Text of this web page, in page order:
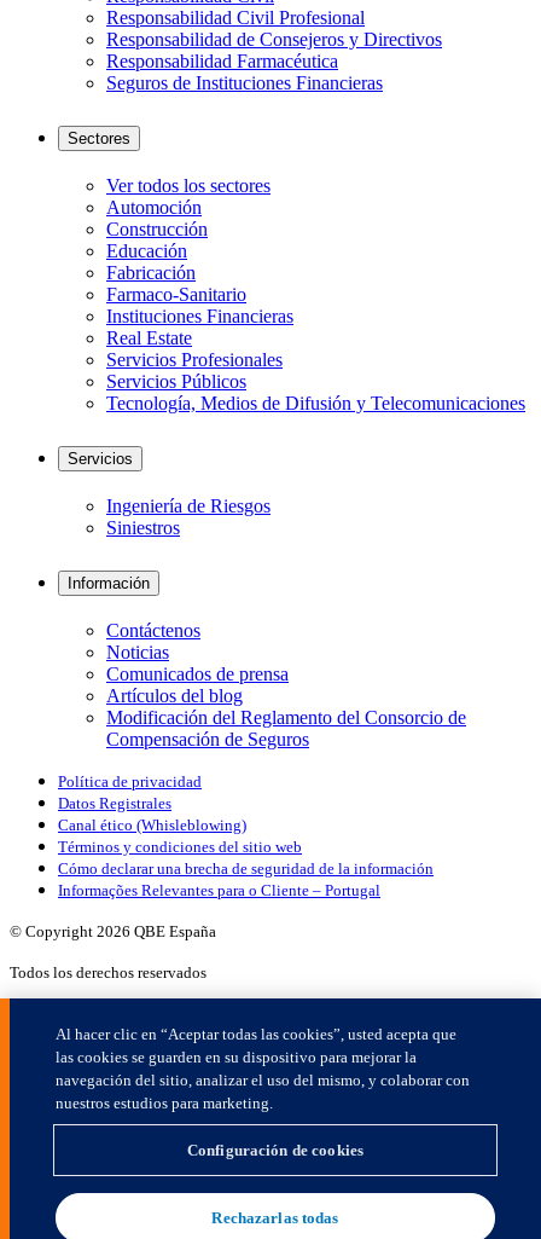
Al hacer clic en “Aceptar todas las cookies”, usted acepta que
las cookies se guarden en su dispositivo para mejorar la
navegación del sitio, analizar el uso del mismo, y colaborar con
nuestros estudios para marketing.
Configuración de cookies
Rechazarlas todas